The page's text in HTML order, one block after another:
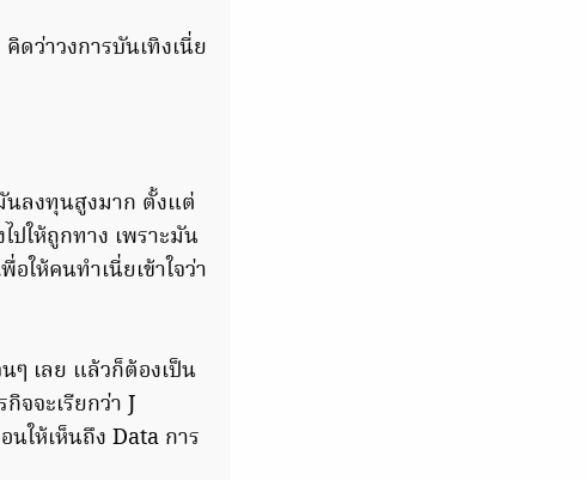
ดว่าวงการบันเทิงเนี่ย
นลงทุนสูงมาก ตั้งแต่
ให้ถูกทาง เพราะมัน
ให้คนทำเนี่ยเข้าใจว่า
ๆ เลย แล้วก็ต้องเป็น
จจะเรียกว่า J
ให้เห็นถึง Data การ